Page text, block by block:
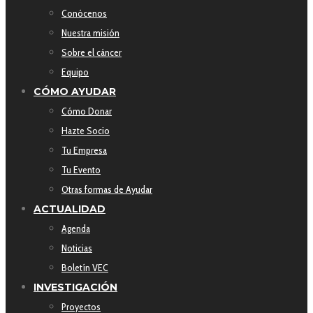
Conócenos
Nuestra misión
Sobre el cáncer
Equipo
CÓMO AYUDAR
Cómo Donar
Hazte Socio
Tu Empresa
Tu Evento
Otras formas de Ayudar
ACTUALIDAD
Agenda
Noticias
Boletín VEC
INVESTIGACIÓN
Proyectos